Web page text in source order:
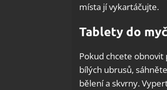
místa jí vykartáčujte.
Tablety do
Pokud chcete
bílých ubrusů,
bělení a skvrny.